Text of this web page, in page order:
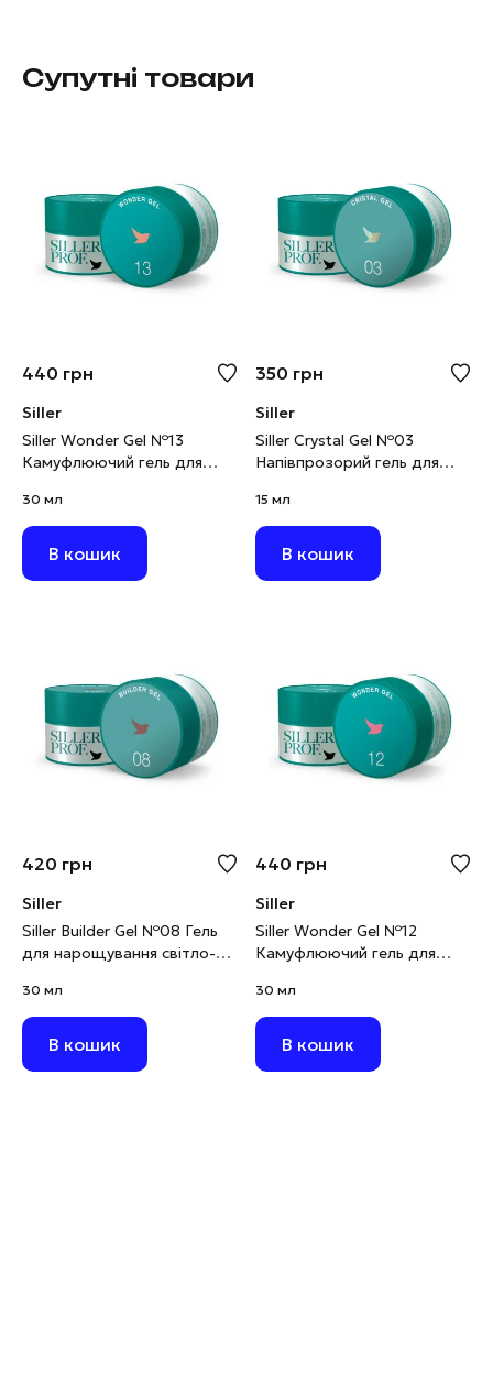
Супутні товари
440 грн
Siller
Siller Wonder Gel №13
Камуфлюючий гель для
30 мл
30 мл
В кошик
350 грн
Siller
Siller Crystal Gel №03
Напівпрозорий гель для
блискітками, 15 мл
15 мл
В кошик
420 грн
Siller
Siller Builder Gel №08 Гель
для нарощування світло-
30 мл
В кошик
440 грн
Siller
Siller Wonder Gel №12
Камуфлюючий гель для
мл
30 мл
В кошик